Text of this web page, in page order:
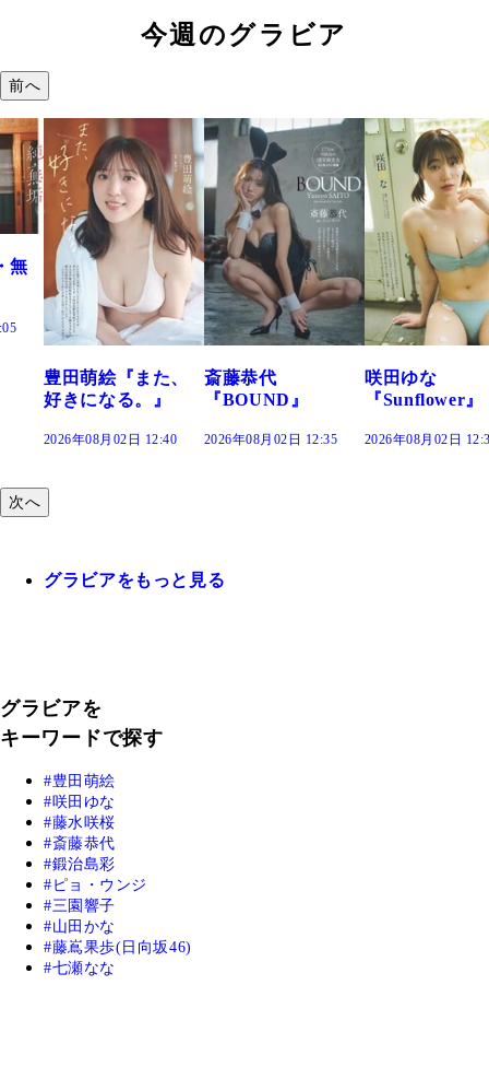
今週のグラビア
前へ
斎藤恭代
『BOUND』
2026年08月02日 12:35
咲田ゆな
『Sunflower』
2026年08月02日 12:30
藤水咲桜『花
だまり』
2026年08月02日
次へ
グラビアをもっと見る
グラビアを
キーワードで探す
豊田萌絵
咲田ゆな
藤水咲桜
斎藤恭代
鍛治島彩
ピョ・ウンジ
三園響子
山田かな
藤嶌果歩(日向坂46)
七瀬なな